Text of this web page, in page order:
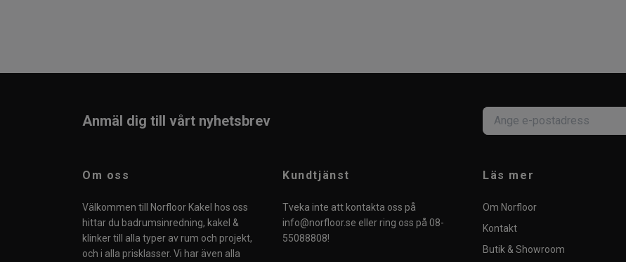
Anmäl dig till vårt nyhetsbrev
Om oss
Välkommen till Norfloor Kakel hos oss
hittar du badrumsinredning, kakel &
klinker till alla typer av rum och projekt,
och i alla prisklasser. Vi har även alla
Kundtjänst
Tveka inte att kontakta oss på
info@norfloor.se eller ring oss på 08-
55088808!
Läs mer
Om Norfloor
Kontakt
Butik & Showroom